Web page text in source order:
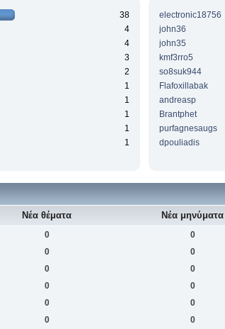
38
4
4
3
2
1
1
1
1
1
electronic18756
john36
john35
kmf3rro5
so8suk944
Flafoxillabak
andreasp
Brantphet
purfagnesaugs
dpouliadis
Νέα θέματα Νέα μηνύματα
0 0
0 0
0 0
0 0
0 0
0 0